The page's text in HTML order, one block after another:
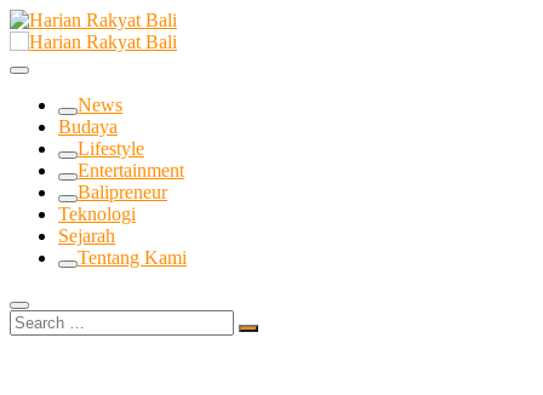
Skip
content
Harian Rakyat Bali
Membangun Semangat Kehidupan dan Berbangsa
News
Budaya
Lifestyle
Entertainment
Balipreneur
Teknologi
Sejarah
Tentang Kami
Search
…